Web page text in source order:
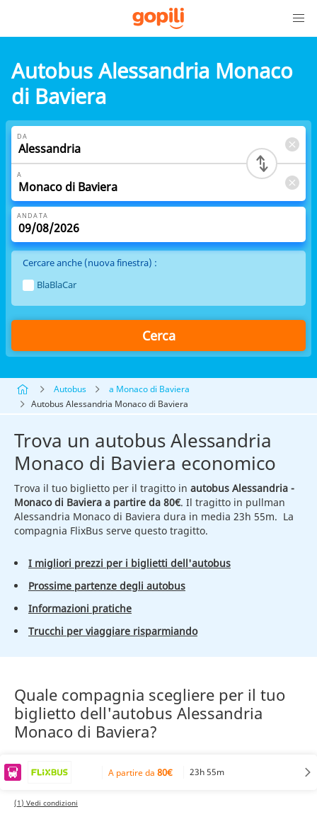
Autobus Alessandria Monaco
di Baviera
DA
A
ANDATA
Cercare anche (nuova finestra) :
BlaBlaCar
Cerca
Autobus
a Monaco di Baviera
Autobus Alessandria Monaco di Baviera
Trova un autobus Alessandria
Monaco di Baviera economico
Trova il tuo biglietto per il tragitto in autobus Alessandria -
Monaco di Baviera a partire da 80€. Il tragitto in pullman
Alessandria Monaco di Baviera dura in media 23h 55m. La
compagnia FlixBus serve questo tragitto.
I migliori prezzi per i biglietti dell'autobus
Prossime partenze degli autobus
Informazioni pratiche
Trucchi per viaggiare risparmiando
Quale compagnia scegliere per il tuo
biglietto dell'autobus Alessandria
Monaco di Baviera?
A partire da 80€ 23h 55m
(1) Vedi condizioni